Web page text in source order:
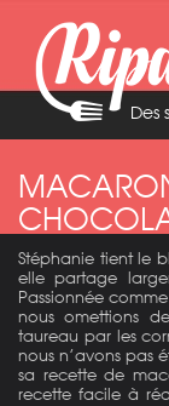
Des
STÉPHANIE
Stéphanie tient le
elle partage
Passionnée
nous omettions
taureau par les
nous n’avons pas
sa recette de
recette facile à